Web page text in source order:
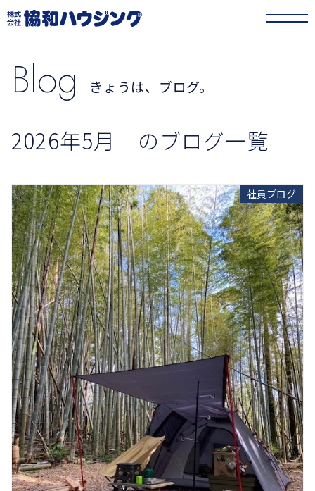
協和ハウジング> きょうは、ブログ。
Blog きょうは、ブログ。
2026年5月 のブログ一覧
社員ブログ